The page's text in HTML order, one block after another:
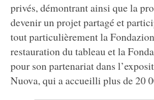
privés, démontrant ainsi que la
devenir un projet partagé et
tout particulièrement la
restauration du tableau et la
pour son partenariat dans
Nuova, qui a accueilli plus de 20